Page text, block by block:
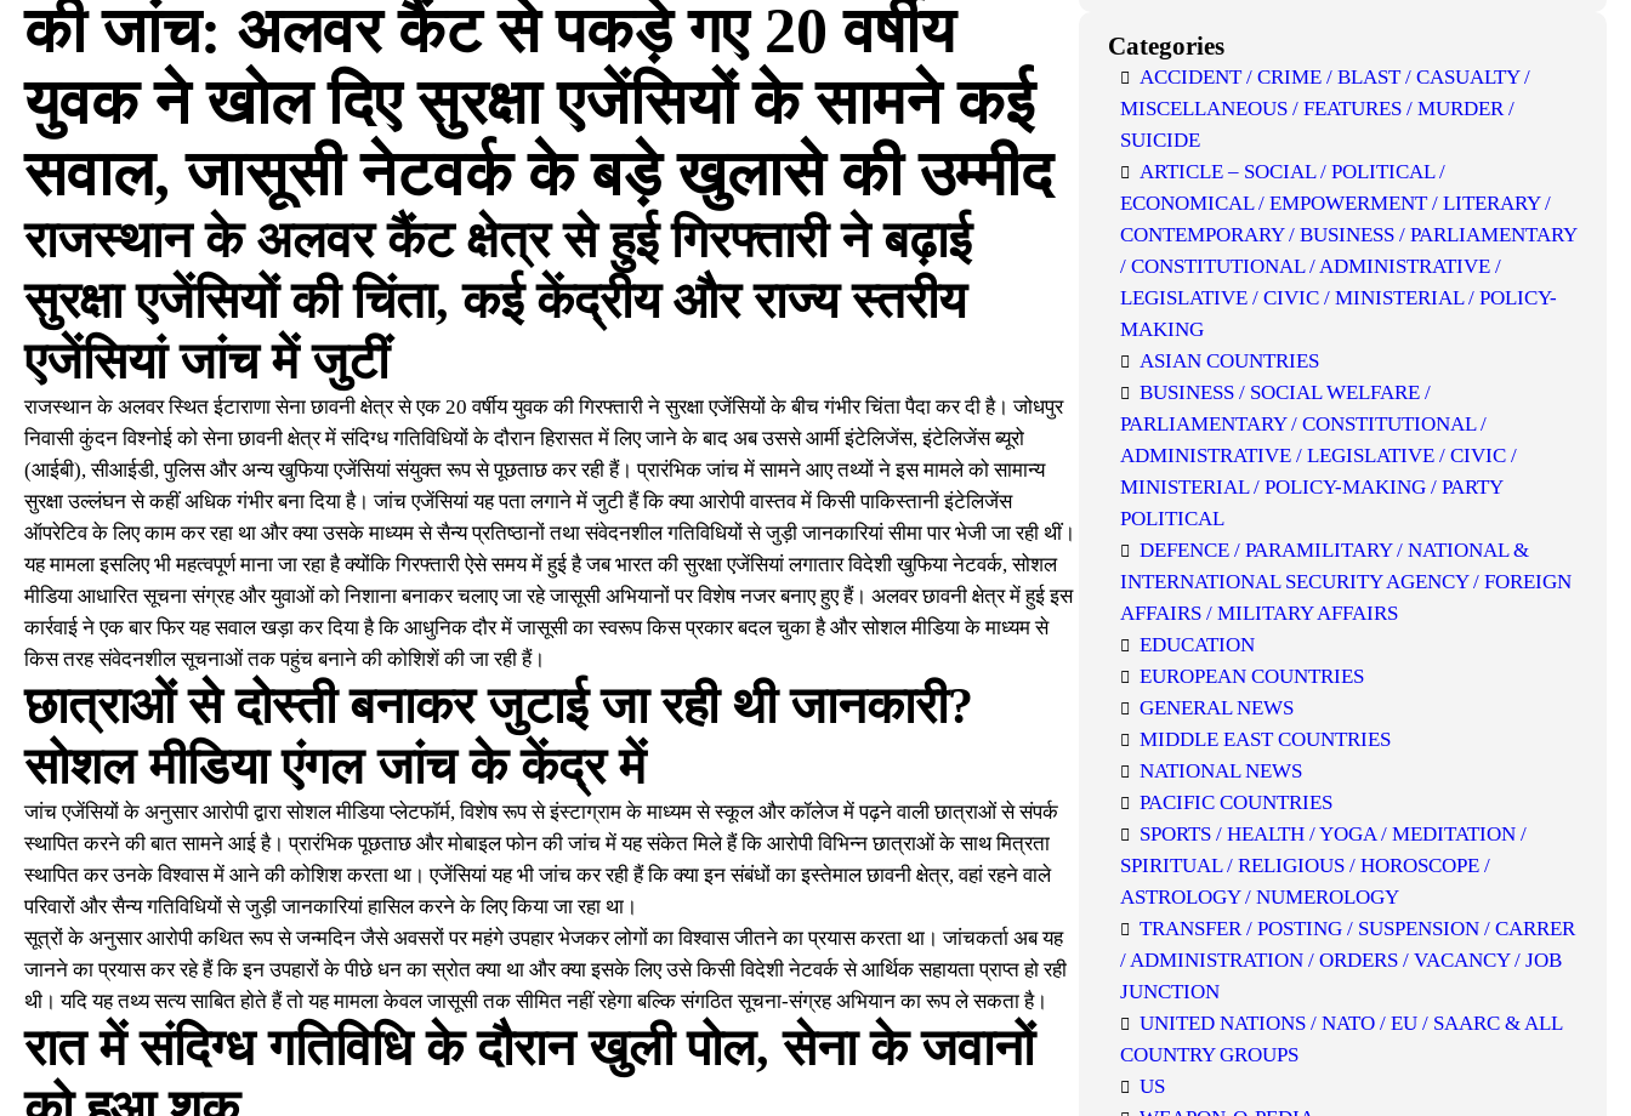
की जांच: अलवर कैंट से पकड़े गए 20 वर्षीय
युवक ने खोल दिए सुरक्षा एजेंसियों के सामने कई
सवाल, जासूसी नेटवर्क के बड़े खुलासे की उम्मीद
राजस्थान के अलवर कैंट क्षेत्र से हुई गिरफ्तारी ने बढ़ाई
सुरक्षा एजेंसियों की चिंता, कई केंद्रीय और राज्य स्तरीय
एजेंसियां जांच में जुटीं
राजस्थान के अलवर स्थित ईटाराणा सेना छावनी क्षेत्र से एक 20 वर्षीय युवक की गिरफ्तारी ने सुरक्षा एजेंसियों के बीच गंभीर चिंता पैदा कर दी है। जोधपुर
निवासी कुंदन विश्नोई को सेना छावनी क्षेत्र में संदिग्ध गतिविधियों के दौरान हिरासत में लिए जाने के बाद अब उससे आर्मी इंटेलिजेंस, इंटेलिजेंस ब्यूरो
(आईबी), सीआईडी, पुलिस और अन्य खुफिया एजेंसियां संयुक्त रूप से पूछताछ कर रही हैं। प्रारंभिक जांच में सामने आए तथ्यों ने इस मामले को सामान्य
सुरक्षा उल्लंघन से कहीं अधिक गंभीर बना दिया है। जांच एजेंसियां यह पता लगाने में जुटी हैं कि क्या आरोपी वास्तव में किसी पाकिस्तानी इंटेलिजेंस
ऑपरेटिव के लिए काम कर रहा था और क्या उसके माध्यम से सैन्य प्रतिष्ठानों तथा संवेदनशील गतिविधियों से जुड़ी जानकारियां सीमा पार भेजी जा रही थीं।
यह मामला इसलिए भी महत्वपूर्ण माना जा रहा है क्योंकि गिरफ्तारी ऐसे समय में हुई है जब भारत की सुरक्षा एजेंसियां लगातार विदेशी खुफिया नेटवर्क, सोशल
मीडिया आधारित सूचना संग्रह और युवाओं को निशाना बनाकर चलाए जा रहे जासूसी अभियानों पर विशेष नजर बनाए हुए हैं। अलवर छावनी क्षेत्र में हुई इस
कार्रवाई ने एक बार फिर यह सवाल खड़ा कर दिया है कि आधुनिक दौर में जासूसी का स्वरूप किस प्रकार बदल चुका है और सोशल मीडिया के माध्यम से
किस तरह संवेदनशील सूचनाओं तक पहुंच बनाने की कोशिशें की जा रही हैं।
छात्राओं से दोस्ती बनाकर जुटाई जा रही थी जानकारी?
सोशल मीडिया एंगल जांच के केंद्र में
जांच एजेंसियों के अनुसार आरोपी द्वारा सोशल मीडिया प्लेटफॉर्म, विशेष रूप से इंस्टाग्राम के माध्यम से स्कूल और कॉलेज में पढ़ने वाली छात्राओं से संपर्क
स्थापित करने की बात सामने आई है। प्रारंभिक पूछताछ और मोबाइल फोन की जांच में यह संकेत मिले हैं कि आरोपी विभिन्न छात्राओं के साथ मित्रता
स्थापित कर उनके विश्वास में आने की कोशिश करता था। एजेंसियां यह भी जांच कर रही हैं कि क्या इन संबंधों का इस्तेमाल छावनी क्षेत्र, वहां रहने वाले
परिवारों और सैन्य गतिविधियों से जुड़ी जानकारियां हासिल करने के लिए किया जा रहा था।
सूत्रों के अनुसार आरोपी कथित रूप से जन्मदिन जैसे अवसरों पर महंगे उपहार भेजकर लोगों का विश्वास जीतने का प्रयास करता था। जांचकर्ता अब यह
जानने का प्रयास कर रहे हैं कि इन उपहारों के पीछे धन का स्रोत क्या था और क्या इसके लिए उसे किसी विदेशी नेटवर्क से आर्थिक सहायता प्राप्त हो रही
थी। यदि यह तथ्य सत्य साबित होते हैं तो यह मामला केवल जासूसी तक सीमित नहीं रहेगा बल्कि संगठित सूचना-संग्रह अभियान का रूप ले सकता है।
रात में संदिग्ध गतिविधि के दौरान खुली पोल, सेना के जवानों
Categories
ACCIDENT / CRIME / BLAST / CASUALTY /
MISCELLANEOUS / FEATURES / MURDER /
SUICIDE
ARTICLE – SOCIAL / POLITICAL /
ECONOMICAL / EMPOWERMENT / LITERARY /
CONTEMPORARY / BUSINESS / PARLIAMENTARY
/ CONSTITUTIONAL / ADMINISTRATIVE /
LEGISLATIVE / CIVIC / MINISTERIAL / POLICY-
MAKING
ASIAN COUNTRIES
BUSINESS / SOCIAL WELFARE /
PARLIAMENTARY / CONSTITUTIONAL /
ADMINISTRATIVE / LEGISLATIVE / CIVIC /
MINISTERIAL / POLICY-MAKING / PARTY
POLITICAL
DEFENCE / PARAMILITARY / NATIONAL &
INTERNATIONAL SECURITY AGENCY / FOREIGN
AFFAIRS / MILITARY AFFAIRS
EDUCATION
EUROPEAN COUNTRIES
GENERAL NEWS
MIDDLE EAST COUNTRIES
NATIONAL NEWS
PACIFIC COUNTRIES
SPORTS / HEALTH / YOGA / MEDITATION /
SPIRITUAL / RELIGIOUS / HOROSCOPE /
ASTROLOGY / NUMEROLOGY
TRANSFER / POSTING / SUSPENSION / CARRER
/ ADMINISTRATION / ORDERS / VACANCY / JOB
JUNCTION
UNITED NATIONS / NATO / EU / SAARC & ALL
COUNTRY GROUPS
US